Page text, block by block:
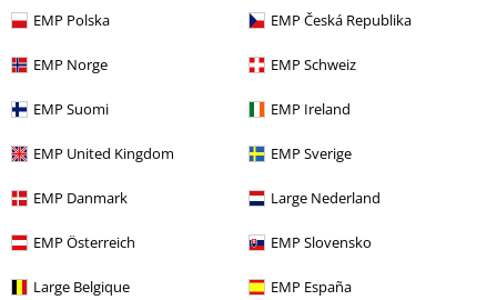
EMP Polska EMP Česká Republika
EMP Norge EMP Schweiz
EMP Suomi EMP Ireland
EMP United Kingdom EMP Sverige
EMP Danmark Large Nederland
EMP Österreich EMP Slovensko
Large Belgique EMP España
Adviesprijs€ 59,99